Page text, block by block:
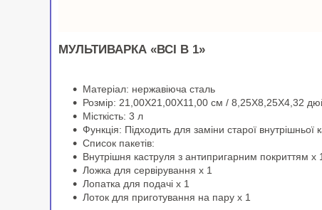
МУЛЬТИВАРКА «ВСІ В 1»
Матеріал: нержавіюча сталь
Розмір: 21,00X21,00X11,00 см / 8,25X8,25X4,32
Місткість: 3 л
Функція: Підходить для заміни старої
Список пакетів:
Внутрішня каструля з антипригарним покриттям x
Ложка для сервірування x 1
Лопатка для подачі x 1
Лоток для приготування на пару x 1